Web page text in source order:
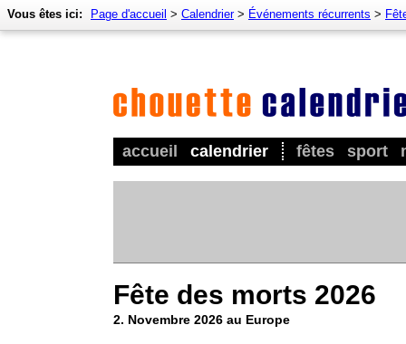
accueil calendrier fêtes sport
Vous êtes ici: Page d'accueil > Calendrier> Événements récurrents >
Fête des morts 2026
2. Novembre 2026 au Europe